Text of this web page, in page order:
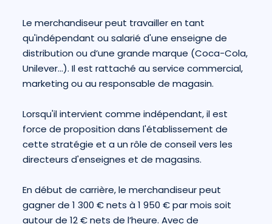
Le merchandiseur peut travailler en tant
qu'indépendant ou salarié d'une enseigne de
distribution ou d’une grande marque (Coca-Cola,
Unilever...). Il est rattaché au service commercial,
marketing ou au responsable de magasin.
Lorsqu'il intervient comme indépendant, il est
force de proposition dans l'établissement de
cette stratégie et a un rôle de conseil vers les
directeurs d'enseignes et de magasins.
En début de carrière, le merchandiseur peut
gagner de 1 300 € nets à 1 950 € par mois soit
autour de 12 € nets de l’heure. Avec de